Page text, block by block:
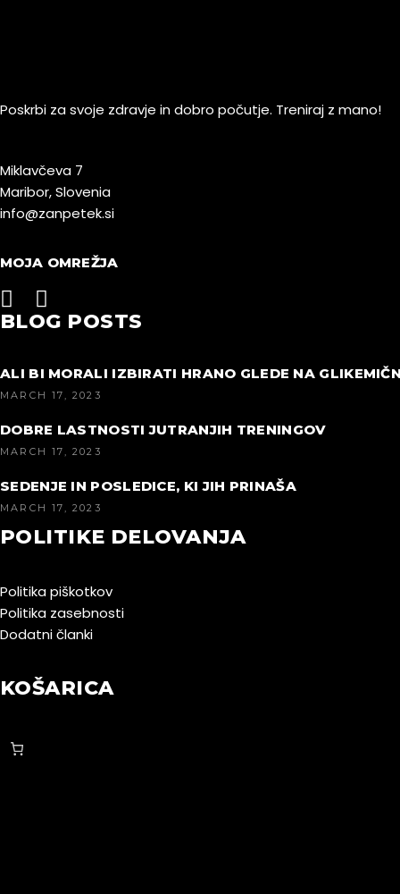
Poskrbi za svoje zdravje in dobro počutje. Treniraj z mano!
Miklavčeva 7
Maribor, Slovenia
info@zanpetek.si
MOJA OMREŽJA
BLOG POSTS
ALI BI MORALI IZBIRATI HRANO GLEDE NA
MARCH 17, 2023
DOBRE LASTNOSTI JUTRANJIH TRENINGOV
MARCH 17, 2023
SEDENJE IN POSLEDICE, KI JIH PRINAŠA
MARCH 17, 2023
POLITIKE DELOVANJA
Politika piškotkov
Politika zasebnosti
Dodatni članki
KOŠARICA